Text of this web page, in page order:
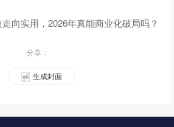
向实用，2026年真能商业化破局吗？
分享：
生成封面